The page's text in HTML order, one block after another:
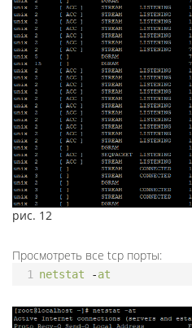
рис. 12
Просмотреть все tcp порты:
1 netstat -at